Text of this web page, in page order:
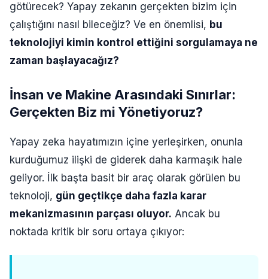
götürecek? Yapay zekanın gerçekten bizim için
çalıştığını nasıl bileceğiz? Ve en önemlisi, bu
teknolojiyi kimin kontrol ettiğini sorgulamaya ne
zaman başlayacağız?
İnsan ve Makine Arasındaki Sınırlar:
Gerçekten Biz mi Yönetiyoruz?
Yapay zeka hayatımızın içine yerleşirken, onunla
kurduğumuz ilişki de giderek daha karmaşık hale
geliyor. İlk başta basit bir araç olarak görülen bu
teknoloji, gün geçtikçe daha fazla karar
mekanizmasının parçası oluyor. Ancak bu
noktada kritik bir soru ortaya çıkıyor: